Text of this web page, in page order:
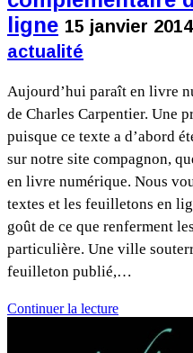
ligne 15 janvier
actualité
Aujourd’hui paraît en livre
de Charles Carpentier. Une
puisque ce texte a d’abord
sur notre site compagnon,
en livre numérique. Nous
textes et les feuilletons en
goût de ce que renferment
particulière. Une ville
feuilleton publié,…
Continuer la lecture